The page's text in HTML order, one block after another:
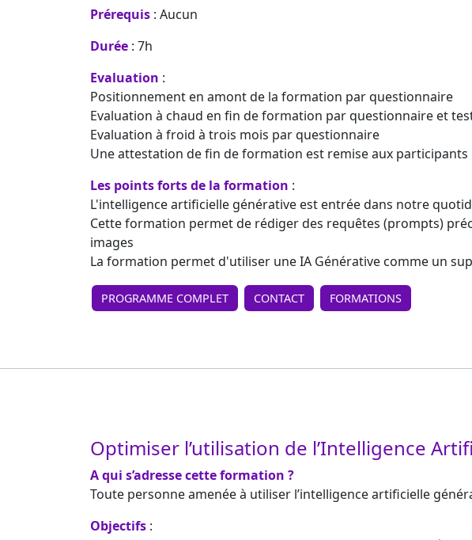
Prérequis : Aucun
Durée : 7h
Evaluation :
Positionnement en amont de la formation par questionnaire
Evaluation à chaud en fin de formation par questionnaire et
Evaluation à froid à trois mois par questionnaire
Une attestation de fin de formation est remise aux participants
Les points forts de la formation :
L'intelligence artificielle générative est entrée dans notre
Cette formation permet de rédiger des requêtes (prompts)
images
La formation permet d'utiliser une IA Générative comme un
PROGRAMME COMPLET CONTACT FORMATIONS
Optimiser l’utilisation de l’Intelligence
A qui s’adresse cette formation ?
Toute personne amenée à utiliser l’intelligence artificielle
Objectifs :